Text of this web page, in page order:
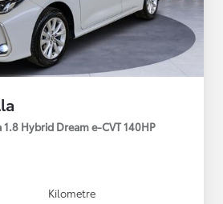
Hybrid Dream e-CVT 140HP
Kilometre